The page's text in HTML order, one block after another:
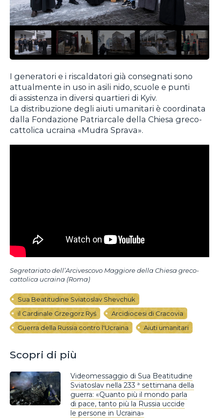
I generatori e i riscaldatori già consegnati sono
attualmente in uso in asili nido, scuole e punti
di assistenza in diversi quartieri di Kyiv.
La distribuzione degli aiuti umanitari è coordinata
dalla Fondazione Patriarcale della Chiesa greco-
cattolica ucraina «Mudra Sprava».
Segretariato dell’Arcivescovo Maggiore della Chiesa greco-
cattolica ucraina (Roma)
Sua Beatitudine Sviatoslav Shevchuk
il Cardinale Grzegorz Ryś
Arcidiocesi di Cracovia
Guerra della Russia contro l'Ucraina
Aiuti umanitari
Scopri di più
Videomessaggio di Sua Beatitudine
Sviatoslav nella 233 ª settimana della
guerra: «Quanto più il mondo parla
di pace, tanto più la Russia uccide
le persone in Ucraina»